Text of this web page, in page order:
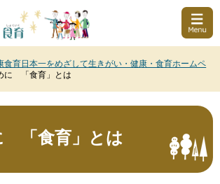
このページの本文へ
食育日本一をめざして生きがい・健康・食育ホームペ
に 「食育」とは
「食育」とは